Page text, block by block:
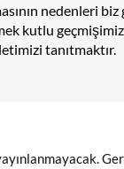
nedenleri biz
kutlu
tanıtmaktır.